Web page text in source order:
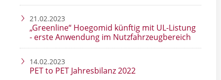
21.02.2023
„Greenline“ Hoegomid künftig mit UL-Listung
- erste Anwendung im Nutzfahrzeugbereich
14.02.2023
PET to PET Jahresbilanz 2022